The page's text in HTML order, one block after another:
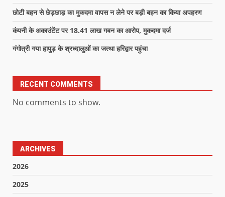
छोटी बहन से छेड़छाड़ का मुकदमा वापस न लेने पर बड़ी बहन का किया अपहरण
कंपनी के अकाउंटेंट पर 18.41 लाख गबन का आरोप, मुकदमा दर्ज
गंगोत्री गया हापुड़ के श्रध्दालुओं का जत्था हरिद्वार पहुंचा
RECENT COMMENTS
No comments to show.
ARCHIVES
2026
2025